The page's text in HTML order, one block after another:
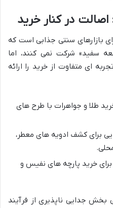
در کنار خرید
بازارهای سنتی جذابی است که
سفید» شرکت نمی کنند، اما
ای متفاوت از خرید را ارائه
طلا و جواهرات با طرح های
برای کشف ادویه های معطر،
برای خرید پارچه های نفیس و
بخش جدایی ناپذیری از فرآیند